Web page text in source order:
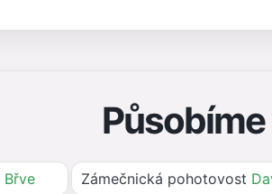
Břve Zámečnická pohotovost